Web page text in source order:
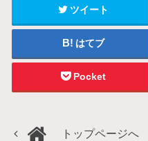
ツイート
はてブ
Pocket
トップページへ